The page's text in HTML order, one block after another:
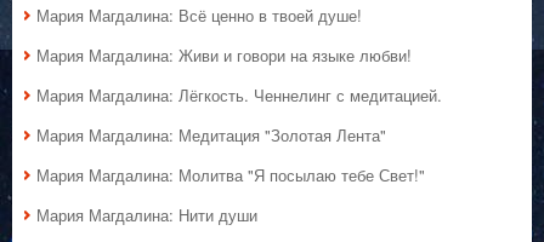
Мария Магдалина: Всё ценно в твоей душе!
Мария Магдалина: Живи и говори на языке любви!
Мария Магдалина: Лёгкость. Ченнелинг с медитацией.
Мария Магдалина: Медитация "Золотая Лента"
Мария Магдалина: Молитва "Я посылаю тебе Свет!"
Мария Магдалина: Нити души